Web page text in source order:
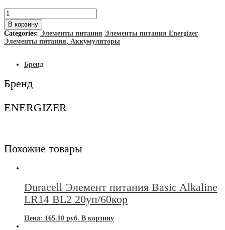
Количество
товара
Energizer
Элемент
питания
уп
В корзину
Categories: Элементы питания Элементы питания Energizer
Элементы питания, Аккумуляторы
Бренд
Бренд
ENERGIZER
Похожие товары
Duracell Элемент питания Basic Alkaline
LR14 BL2 20уп/60кор
Цена: 165.10 руб. В корзину